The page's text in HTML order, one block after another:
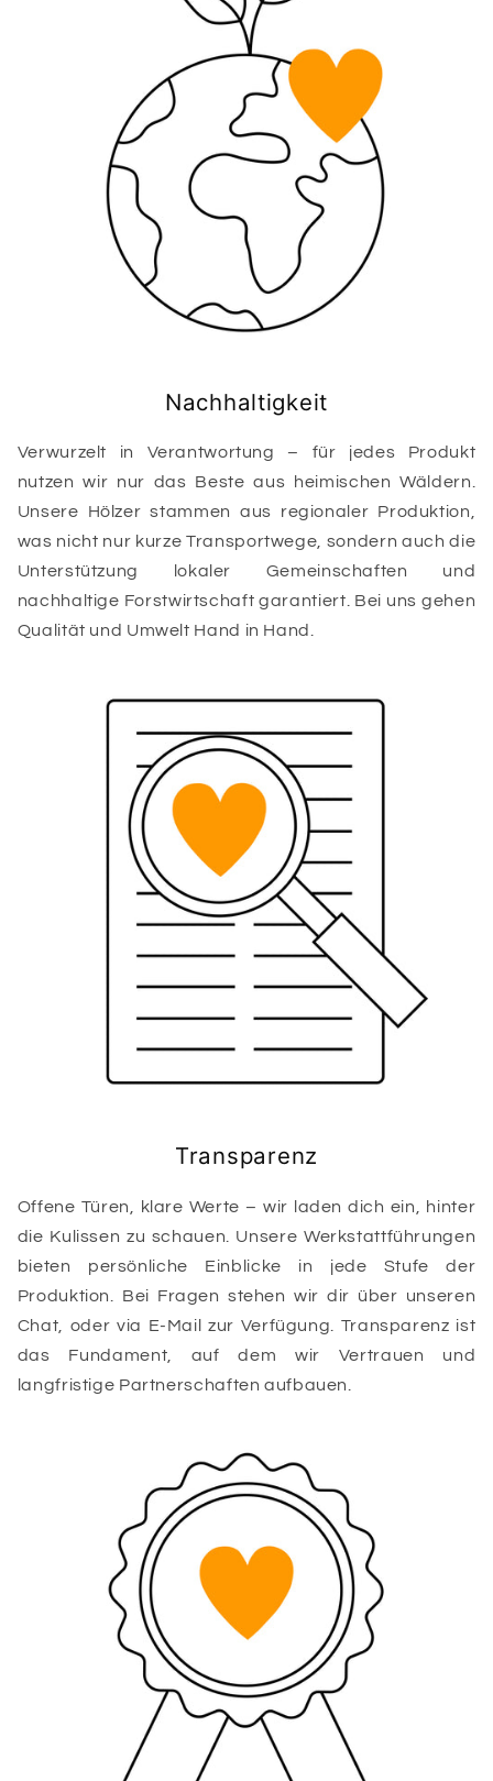
Nachhaltigkeit
Verwurzelt in Verantwortung – für jedes Produkt
nutzen wir nur das Beste aus heimischen Wäldern.
Unsere Hölzer stammen aus regionaler Produktion,
was nicht nur kurze Transportwege, sondern auch die
Unterstützung lokaler Gemeinschaften und
nachhaltige Forstwirtschaft garantiert. Bei uns gehen
Qualität und Umwelt Hand in Hand.
Transparenz
Offene Türen, klare Werte – wir laden dich ein, hinter
die Kulissen zu schauen. Unsere Werkstattführungen
bieten persönliche Einblicke in jede Stufe der
Produktion. Bei Fragen stehen wir dir über unseren
Chat, oder via E-Mail zur Verfügung. Transparenz ist
das Fundament, auf dem wir Vertrauen und
langfristige Partnerschaften aufbauen.